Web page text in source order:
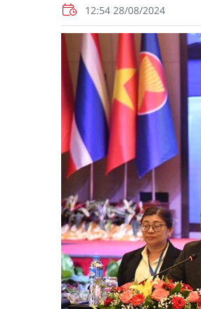
12:54 28/08/2024